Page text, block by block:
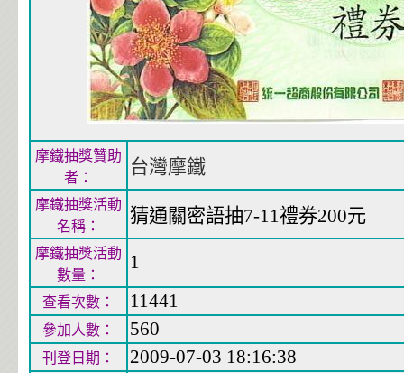
摩鐵抽獎贊助
者：
台灣摩鐵
摩鐵抽獎活動
名稱：
猜通關密語抽7-11禮券200元
摩鐵抽獎活動
數量：
1
查看次數： 11441
參加人數： 560
刊登日期： 2009-07-03 18:16:38